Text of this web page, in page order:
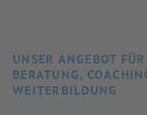
UNSER ANGEBOT
BERATUNG,
WEITERBILDUNG